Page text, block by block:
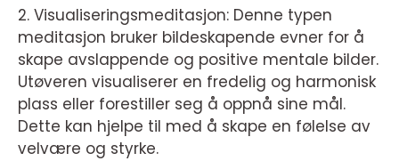
2. Visualiseringsmeditasjon: Denne typen
meditasjon bruker bildeskapende evner for å
skape avslappende og positive mentale bilder.
Utøveren visualiserer en fredelig og harmonisk
plass eller forestiller seg å oppnå sine mål.
Dette kan hjelpe til med å skape en følelse av
velvære og styrke.